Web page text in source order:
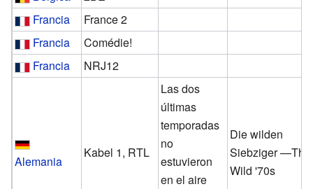
Francia
France 2
Francia
Comédie!
Francia
NRJ12
Alemania
Kabel 1, RTL
Las dos
últimas
temporadas
no
estuvieron
en el aire
Die wilden
Siebziger
Wild '70s